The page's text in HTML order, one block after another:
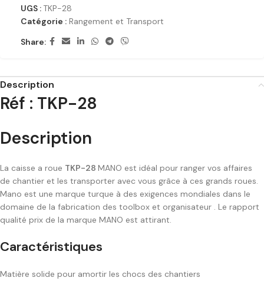
UGS : TKP-28
Catégorie : Rangement et Transport
Share:
Description
Réf : TKP-28
Description
La caisse a roue TKP-28 MANO est idéal pour ranger vos affaires
de chantier et les transporter avec vous grâce à ces grands roues.
Mano est une marque turque à des exigences mondiales dans le
domaine de la fabrication des toolbox et organisateur . Le rapport
qualité prix de la marque MANO est attirant.
Caractéristiques
Matière solide pour amortir les chocs des chantiers